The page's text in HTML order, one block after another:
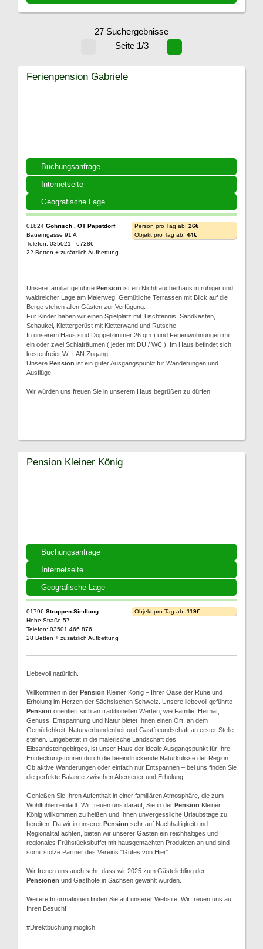
27 Suchergebnisse
Seite 1/3
Buchungsanfrage
Internetseite
Geografische Lage
Ferienpension Gabriele
01824 Gohrisch , OT Papstdorf
Bauerngasse 91 A
Telefon: 035021 - 67286
22 Betten + zusätzlich Aufbettung
Person pro Tag ab: 26€
Objekt pro Tag ab: 44€
Unsere familiär geführte Pension ist ein Nichtraucherhaus in ruhiger und
waldreicher Lage am Malerweg. Gemütliche Terrassen mit Blick auf die
Berge stehen allen Gästen zur Verfügung.
Für Kinder haben wir einen Spielplatz mit Tischtennis, Sandkasten,
Schaukel, Klettergerüst mit Kletterwand und Rutsche.
In unserem Haus sind Doppelzimmer 26 qm ) und Ferienwohnungen mit
ein oder zwei Schlafräumen ( jeder mit DU / WC ). Im Haus befindet sich
kostenfreier W- LAN Zugang.
Unsere Pension ist ein guter Ausgangspunkt für Wanderungen und
Ausflüge.
Wir würden uns freuen Sie in unserem Haus begrüßen zu dürfen.
Buchungsanfrage
Internetseite
Geografische Lage
Pension Kleiner König
01796 Struppen-Siedlung
Hohe Straße 57
Telefon: 03501 466 876
28 Betten + zusätzlich Aufbettung
Objekt pro Tag ab: 119€
Liebevoll natürlich.
Willkommen in der Pension Kleiner König – Ihrer Oase der Ruhe und
Erholung im Herzen der Sächsischen Schweiz. Unsere liebevoll geführte
Pension orientiert sich an traditionellen Werten, wie Familie, Heimat,
Genuss, Entspannung und Natur bietet Ihnen einen Ort, an dem
Gemütlichkeit, Naturverbundenheit und Gastfreundschaft an erster Stelle
stehen. Eingebettet in die malerische Landschaft des
Elbsandsteingebirges, ist unser Haus der ideale Ausgangspunkt für Ihre
Entdeckungstouren durch die beeindruckende Naturkulisse der Region.
Ob aktive Wanderungen oder einfach nur Entspannen – bei uns finden Sie
die perfekte Balance zwischen Abenteuer und Erholung.
Genießen Sie Ihren Aufenthalt in einer familiären Atmosphäre, die zum
Wohlfühlen einlädt. Wir freuen uns darauf, Sie in der Pension Kleiner
König willkommen zu heißen und Ihnen unvergessliche Urlaubstage zu
bereiten. Da wir in unserer Pension sehr auf Nachhaltigkeit und
Regionalität achten, bieten wir unserer Gästen ein reichhaltiges und
regionales Frühstücksbuffet mit hausgemachten Produkten an und sind
somit stolze Partner des Vereins "Gutes von Hier".
Wir freuen uns auch sehr, dass wir 2025 zum Gästeliebling der
Pensionen und Gasthöfe in Sachsen gewählt wurden.
Weitere Informationen finden Sie auf unserer Website! Wir freuen uns auf
Ihren Besuch!
#Direktbuchung möglich